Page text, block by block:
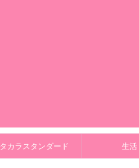
タカラスタンダード 生活